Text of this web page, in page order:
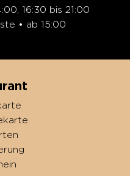
16:30 bis 21:00
• ab 15:00